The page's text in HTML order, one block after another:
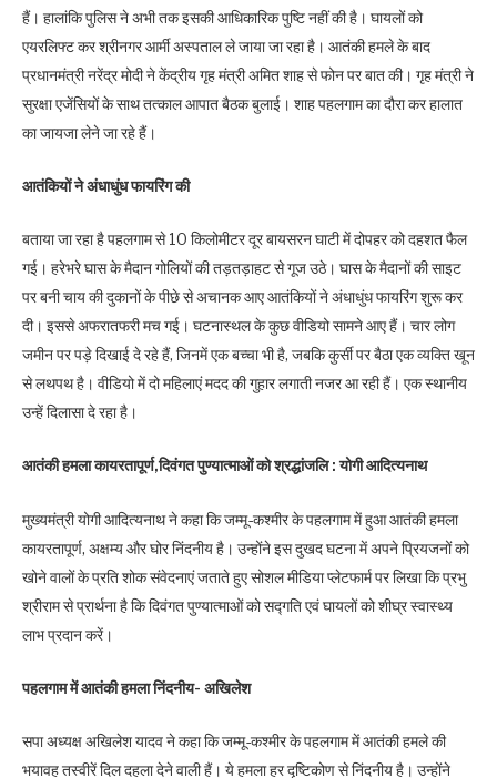
हैं। हालांकि पुलिस ने अभी तक इसकी आधिकारिक पुष्टि नहीं की है। घायलों को
एयरलिफ्ट कर श्रीनगर आर्मी अस्पताल ले जाया जा रहा है। आतंकी हमले के बाद
प्रधानमंत्री नरेंद्र मोदी ने केंद्रीय गृह मंत्री अमित शाह से फोन पर बात की। गृह मंत्री ने
सुरक्षा एजेंसियों के साथ तत्काल आपात बैठक बुलाई। शाह पहलगाम का दौरा कर हालात
का जायजा लेने जा रहे हैं।
आतंकियों ने अंधाधुंध फायरिंग की
बताया जा रहा है पहलगाम से 10 किलोमीटर दूर बायसरन घाटी में दोपहर को दहशत फैल
गई। हरेभरे घास के मैदान गोलियों की तड़तड़ाहट से गूज उठे। घास के मैदानों की साइट
पर बनी चाय की दुकानों के पीछे से अचानक आए आतंकियों ने अंधाधुंध फायरिंग शुरू कर
दी। इससे अफरातफरी मच गई। घटनास्थल के कुछ वीडियो सामने आए हैं। चार लोग
जमीन पर पड़े दिखाई दे रहे हैं, जिनमें एक बच्चा भी है, जबकि कुर्सी पर बैठा एक व्यक्ति खून
से लथपथ है। वीडियो में दो महिलाएं मदद की गुहार लगाती नजर आ रही हैं। एक स्थानीय
उन्हें दिलासा दे रहा है।
आतंकी हमला कायरतापूर्ण,दिवंगत पुण्यात्माओं को श्रद्धांजलि : योगी आदित्यनाथ
मुख्यमंत्री योगी आदित्यनाथ ने कहा कि जम्मू-कश्मीर के पहलगाम में हुआ आतंकी हमला
कायरतापूर्ण, अक्षम्य और घोर निंदनीय है। उन्होंने इस दुखद घटना में अपने प्रियजनों को
खोने वालों के प्रति शोक संवेदनाएं जताते हुए सोशल मीडिया प्लेटफार्म पर लिखा कि प्रभु
श्रीराम से प्रार्थना है कि दिवंगत पुण्यात्माओं को सद्गति एवं घायलों को शीघ्र स्वास्थ्य
लाभ प्रदान करें।
पहलगाम में आतंकी हमला निंदनीय- अखिलेश
सपा अध्यक्ष अखिलेश यादव ने कहा कि जम्मू-कश्मीर के पहलगाम में आतंकी हमले की
भयावह तस्वीरें दिल दहला देने वाली हैं। ये हमला हर दृष्टिकोण से निंदनीय है। उन्होंने